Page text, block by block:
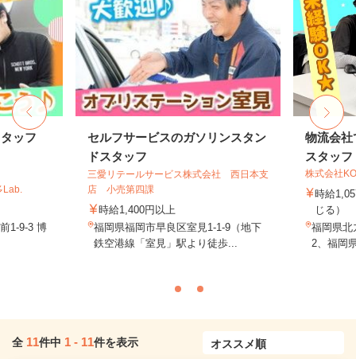
ッフ
1-9-3 博
セルフサービスのガソリンスタン
ドスタッフ
三愛リテールサービス株式会社 西日本支
店 小売第四課
時給1,400円以上
福岡県福岡市早良区室見1-1-9（地下
鉄空港線「室見」駅より徒歩...
物流会社
スタッフ
株式会社
時給
じる）
福岡県北
2、福岡
全 11件中 1 - 11件を表示